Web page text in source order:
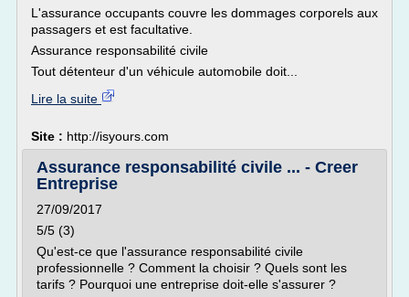
L'assurance occupants couvre les dommages corporels aux
passagers et est facultative.
Assurance responsabilité civile
Tout détenteur d'un véhicule automobile doit...
Lire la suite
Site : http://isyours.com
Assurance responsabilité civile ... - Creer
Entreprise
27/09/2017
5/5 (3)
Qu'est-ce que l'assurance responsabilité civile
professionnelle ? Comment la choisir ? Quels sont les
tarifs ? Pourquoi une entreprise doit-elle s'assurer ?